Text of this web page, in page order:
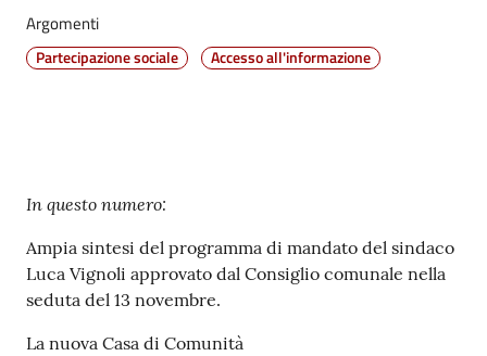
pretorio
Tutti
gli
argomenti...
Argomenti
Partecipazione sociale Accesso all'informazione
Contenuto
In questo numero:
Ampia sintesi del programma di mandato del sindaco
Luca Vignoli approvato dal Consiglio comunale nella
seduta del 13 novembre.
La nuova Casa di Comunità